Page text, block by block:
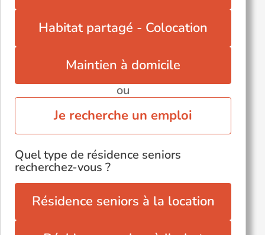
Habitat partagé - Colocation
Maintien à domicile
ou
Je recherche un emploi
Quel type de résidence seniors
recherchez-vous ?
Résidence seniors à la location